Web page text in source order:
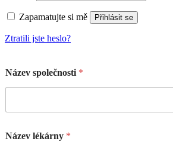
Zapamatujte si mě Přihlásit se
Ztratili jste heslo?
Název společnosti *
Název lékárny *